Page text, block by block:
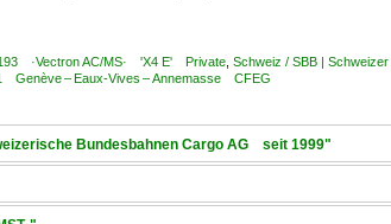
·Vectron AC/MS· 'X4 E' Private Schweiz / SBB |
Genève – Eaux-Vives – Annemasse CFEG
Bundesbahnen Cargo AG seit 1999"